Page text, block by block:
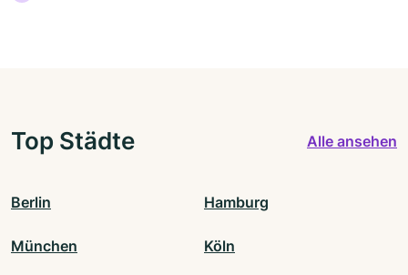
Top Städte Alle ansehen
Berlin Hamburg
München Köln